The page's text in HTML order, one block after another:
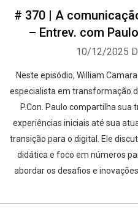
# 370 | A
– Entrev. com
10/12/2025
Neste episódio, William
especialista em transformação
P.Con. Paulo compartilha sua
experiências iniciais até sua
transição para o digital. Ele
didática e foco em números
abordar os desafios e